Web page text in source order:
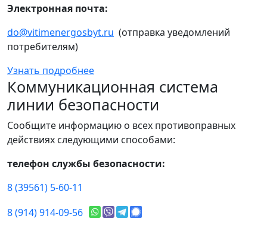
Электронная почта:
do@vitimenergosbyt.ru (отправка уведомлений
потребителям)
Узнать подробнее
Коммуникационная система
линии безопасности
Сообщите информацию о всех противоправных
действиях следующими способами:
телефон службы безопасности:
8 (39561) 5-60-11
8 (914) 914-09-56